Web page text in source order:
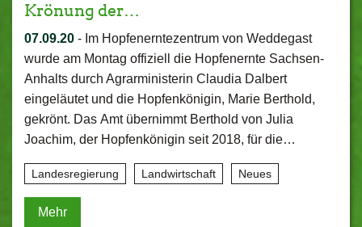
Krönung der…
07.09.20 - Im Hopfenerntezentrum von Weddegast
wurde am Montag offiziell die Hopfenernte Sachsen-
Anhalts durch Agrarministerin Claudia Dalbert
eingeläutet und die Hopfenkönigin, Marie Berthold,
gekrönt. Das Amt übernimmt Berthold von Julia
Joachim, der Hopfenkönigin seit 2018, für die…
Landesregierung Landwirtschaft Neues
Mehr